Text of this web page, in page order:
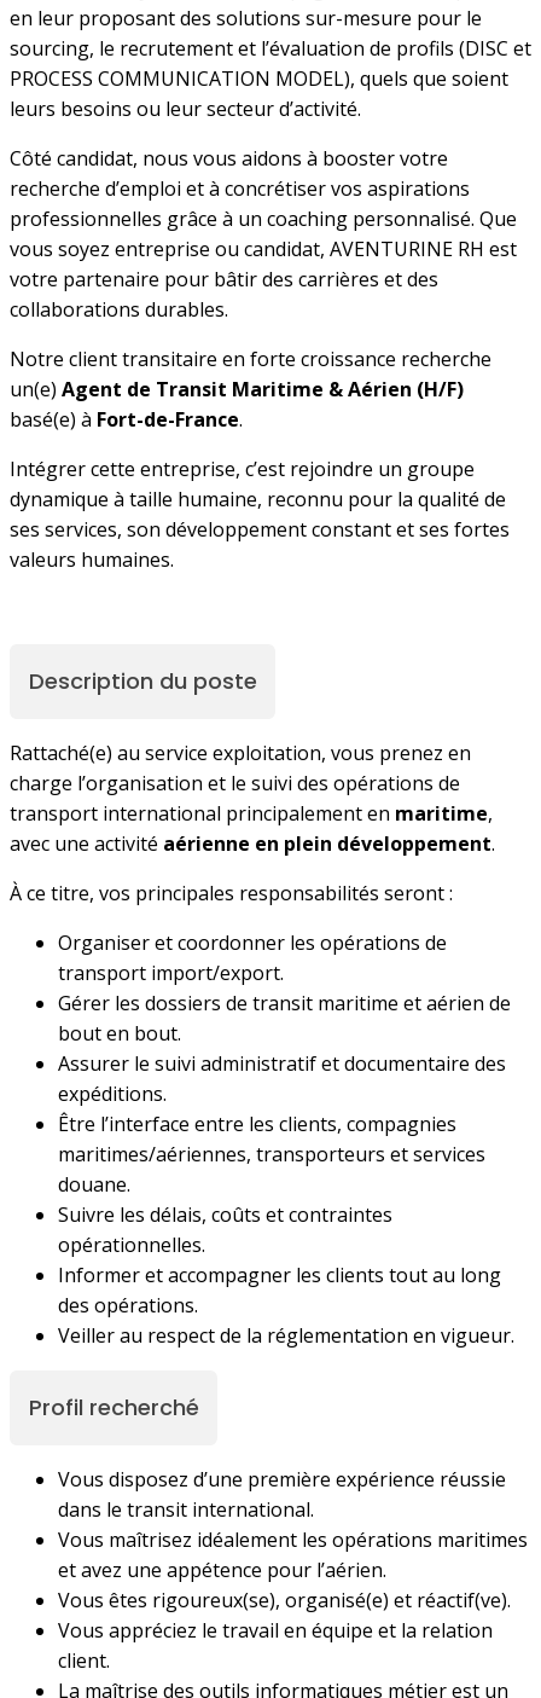
en leur proposant des solutions sur-mesure pour le
sourcing, le recrutement et l’évaluation de profils (DISC et
PROCESS COMMUNICATION MODEL), quels que soient
leurs besoins ou leur secteur d’activité.
Côté candidat, nous vous aidons à booster votre
recherche d’emploi et à concrétiser vos aspirations
professionnelles grâce à un coaching personnalisé. Que
vous soyez entreprise ou candidat, AVENTURINE RH est
votre partenaire pour bâtir des carrières et des
collaborations durables.
Notre client transitaire en forte croissance recherche
un(e) Agent de Transit Maritime & Aérien (H/F)
basé(e) à Fort-de-France.
Intégrer cette entreprise, c’est rejoindre un groupe
dynamique à taille humaine, reconnu pour la qualité de
ses services, son développement constant et ses fortes
valeurs humaines.
Description du poste
Rattaché(e) au service exploitation, vous prenez en
charge l’organisation et le suivi des opérations de
transport international principalement en maritime,
avec une activité aérienne en plein développement.
À ce titre, vos principales responsabilités seront :
Organiser et coordonner les opérations de
transport import/export.
Gérer les dossiers de transit maritime et aérien de
bout en bout.
Assurer le suivi administratif et documentaire des
expéditions.
Être l’interface entre les clients, compagnies
maritimes/aériennes, transporteurs et services
douane.
Suivre les délais, coûts et contraintes
opérationnelles.
Informer et accompagner les clients tout au long
des opérations.
Veiller au respect de la réglementation en vigueur.
Profil recherché
Vous disposez d’une première expérience réussie
dans le transit international.
Vous maîtrisez idéalement les opérations maritimes
et avez une appétence pour l’aérien.
Vous êtes rigoureux(se), organisé(e) et réactif(ve).
Vous appréciez le travail en équipe et la relation
client.
La maîtrise des outils informatiques métier est un